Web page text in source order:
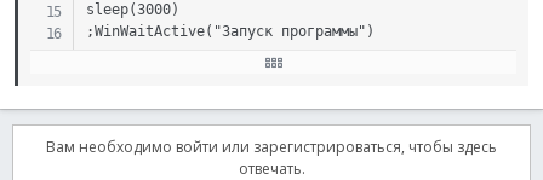
sleep(3000)
;WinWaitActive("Запуск программы")
;send("{ENTER}")
Вам необходимо войти или зарегистрироваться, чтобы здесь
отвечать.